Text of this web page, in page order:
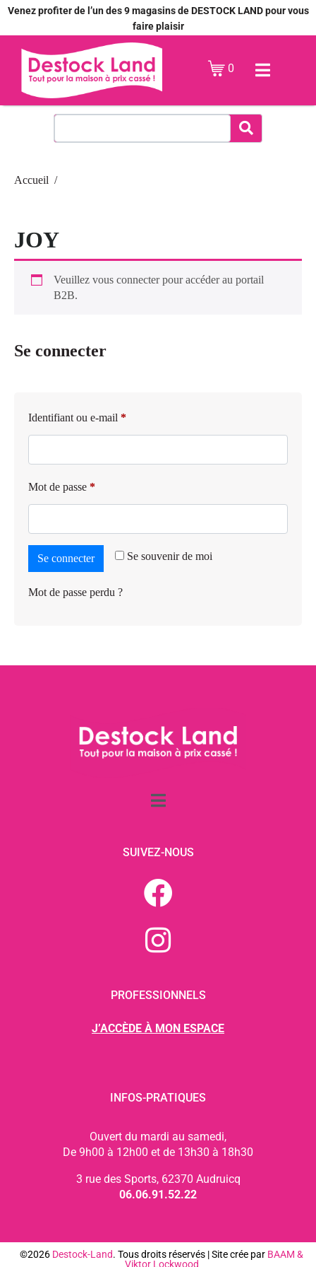
Venez profiter de l’un des 9 magasins de DESTOCK LAND pour vous
faire plaisir
0
Accueil
JOY
Veuillez vous connecter pour accéder au portail
B2B.
Se connecter
Identifiant ou e-mail *
Mot de passe *
Se souvenir de moi
Se connecter
Mot de passe perdu ?
SUIVEZ-NOUS
PROFESSIONNELS
J’ACCÈDE À MON ESPACE
INFOS-PRATIQUES
Ouvert du mardi au samedi,
De 9h00 à 12h00 et de 13h30 à 18h30
3 rue des Sports, 62370 Audruicq
06.06.91.52.22
©2026 Destock-Land. Tous droits réservés | Site crée par BAAM &
Viktor Lockwood